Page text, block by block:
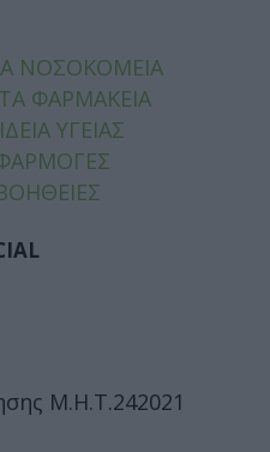
ΝΟΣΟΚΟΜΕΙΑ
ΦΑΡΜΑΚΕΙΑ
ΥΓΕΙΑΣ
Μ.Η.Τ.242021